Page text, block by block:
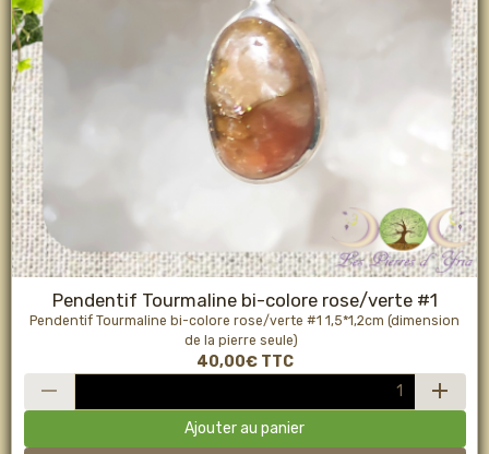
Pendentif Tourmaline bi-colore rose/verte #1
Pendentif Tourmaline bi-colore rose/verte #1 1,5*1,2cm (dimension
de la pierre seule)
40,00€ TTC
Ajouter au panier